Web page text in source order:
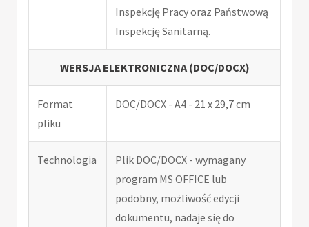
Inspekcję Pracy oraz Państwową
Inspekcję Sanitarną.
WERSJA ELEKTRONICZNA (DOC/DOCX)
Format
pliku
DOC/DOCX - A4 - 21 x 29,7 cm
Technologia
Plik DOC/DOCX - wymagany
program MS OFFICE lub
podobny, możliwość edycji
dokumentu, nadaje się do